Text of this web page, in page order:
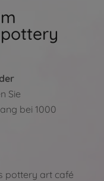
Sie
bei 1000
pottery art café